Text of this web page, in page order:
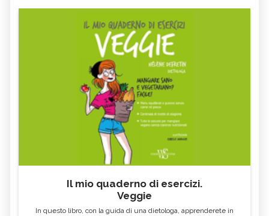
Il mio quaderno di esercizi.
Veggie
In questo libro, con la guida di una dietologa, apprenderete in